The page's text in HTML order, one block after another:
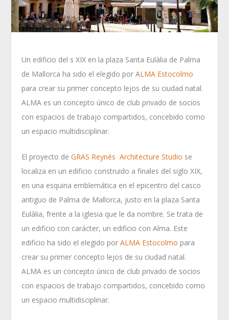
Un edificio del s XIX en la plaza Santa Eulàlia de Palma
de Mallorca ha sido el elegido por ALMA Estocolmo
para crear su primer concepto lejos de su ciudad natal.
ALMA es un concepto único de club privado de socios
con espacios de trabajo compartidos, concebido como
un espacio multidisciplinar.
El proyecto deGRAS Reynés Architecture Studio se
localiza en un edificio construido a finales del siglo XIX,
en una esquina emblemática en el epicentro del casco
antiguo de Palma de Mallorca, justo en la plaza Santa
Eulàlia, frente a la iglesia que le da nombre. Se trata de
un edificio con carácter, un edificio con Alma. Este
edificio ha sido el elegido por ALMA Estocolmo para
crear su primer concepto lejos de su ciudad natal.
ALMA es un concepto único de club privado de socios
con espacios de trabajo compartidos, concebido como
un espacio multidisciplinar.